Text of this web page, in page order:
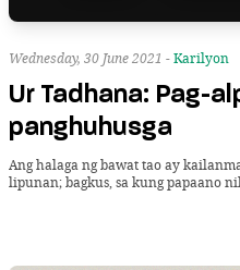
Wednesday, 30 June 2021 -Karilyon
Ur Tadhana: Pag-
panghuhusga
Ang halaga ng bawat tao ay
lipunan; bagkus, sa kung papaano